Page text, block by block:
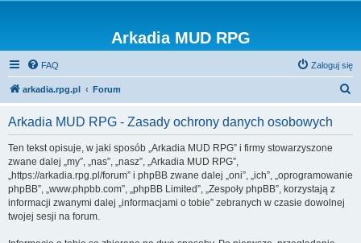
Arkadia MUD RPG
FAQ Zaloguj się
arkadia.rpg.pl Forum
Arkadia MUD RPG - Zasady ochrony danych osobowych
Ten tekst opisuje, w jaki sposób „Arkadia MUD RPG” i firmy stowarzyszone
zwane dalej „my”, „nas”, „nasz”, „Arkadia MUD RPG”,
„https://arkadia.rpg.pl/forum” i phpBB zwane dalej „oni”, „ich”, „oprogramowanie
phpBB”, „www.phpbb.com”, „phpBB Limited”, „Zespoły phpBB”, korzystają z
informacji zwanymi dalej „informacjami o tobie” zebranych w czasie dowolnej
twojej sesji na forum.